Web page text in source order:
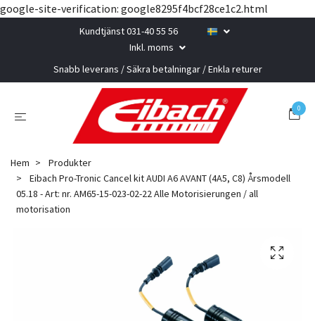
google-site-verification: google8295f4bcf28ce1c2.html
Kundtjänst 031-40 55 56
Inkl. moms
Snabb leverans / Säkra betalningar / Enkla returer
0
Hem
Produkter
Eibach Pro-Tronic Cancel kit AUDI A6 AVANT (4A5, C8) Årsmodell
05.18 - Art: nr. AM65-15-023-02-22 Alle Motorisierungen / all
motorisation